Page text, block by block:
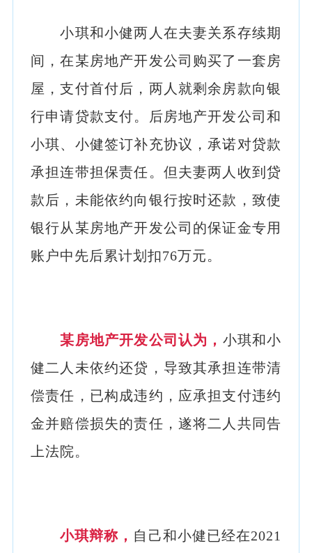
小琪和小健两人在夫妻关系存续期
间，在某房地产开发公司购买了一套房
屋，支付首付后，两人就剩余房款向银
行申请贷款支付。后房地产开发公司和
小琪、小健签订补充协议，承诺对贷款
承担连带担保责任。但夫妻两人收到贷
款后，未能依约向银行按时还款，致使
银行从某房地产开发公司的保证金专用
账户中先后累计划扣76万元。
某房地产开发公司认为， 小琪和小
健二人未依约还贷，导致其承担连带清
偿责任，已构成违约，应承担支付违约
金并赔偿损失的责任，遂将二人共同告
上法院。
小琪辩称， 自己和小健已经在2021